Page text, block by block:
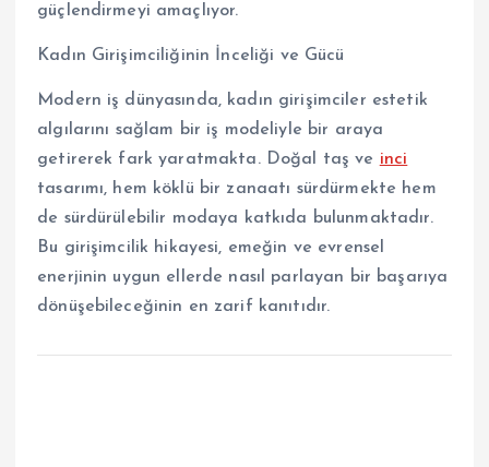
güçlendirmeyi amaçlıyor.
Kadın Girişimciliğinin İnceliği ve Gücü
Modern iş dünyasında, kadın girişimciler estetik
algılarını sağlam bir iş modeliyle bir araya
getirerek fark yaratmakta. Doğal taş ve inci
tasarımı, hem köklü bir zanaatı sürdürmekte hem
de sürdürülebilir modaya katkıda bulunmaktadır.
Bu girişimcilik hikayesi, emeğin ve evrensel
enerjinin uygun ellerde nasıl parlayan bir başarıya
dönüşebileceğinin en zarif kanıtıdır.